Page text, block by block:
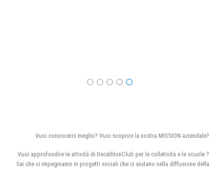
Vuoi conoscerci meglio? Vuoi scoprire la nostra MISSION aziendale?
Vuoi approfondire le attività di DecathlonClub per le colletività e le scuole ?
Sai che ci impegniamo in progetti sociali che ci aiutano nella diffusione della